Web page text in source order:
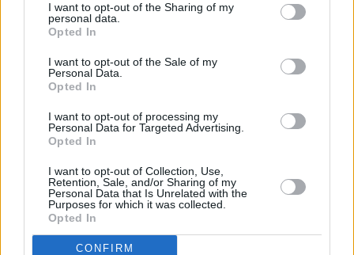
I want to opt-out of the Sharing of my
personal data.
Opted In
I want to opt-out of the Sale of my
Personal Data.
Opted In
I want to opt-out of processing my
Personal Data for Targeted Advertising.
Opted In
I want to opt-out of Collection, Use,
Retention, Sale, and/or Sharing of my
Personal Data that Is Unrelated with the
Purposes for which it was collected.
Opted In
CONFIRM
Radio dīva Ieva Dzene neparastā veidā meklē sev vīru